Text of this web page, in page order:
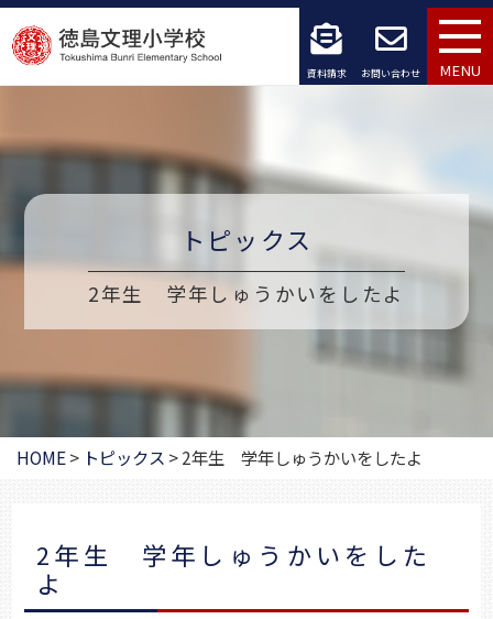
コ
ン
ン
ツ
ス
資料請求 お問い合わせ MENU
トピックス
2年生 学年しゅうかいをしたよ
HOME> トピックス >2年生 学年しゅうかいをしたよ
2年生 学年しゅうかいをした
よ